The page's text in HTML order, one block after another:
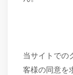
当サイトでの
客様の同意を